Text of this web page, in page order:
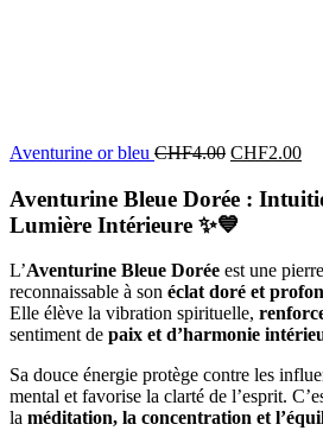
Aventurine or bleu CHF4.00 CHF2.00
Aventurine Bleue Dorée :
Lumière Intérieure ✨💙
L’Aventurine Bleue Dorée est une
reconnaissable à son éclat doré et
Elle élève la vibration spirituelle,
sentiment de paix et d’harmonie
Sa douce énergie protège contre les
mental et favorise la clarté de l’esprit.
la méditation, la concentration et